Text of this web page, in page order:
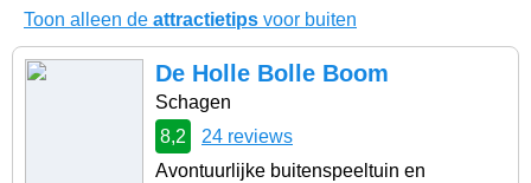
Toon alleen de attractietips voor buiten
De Holle Bolle Boom
Schagen
8,2
24 reviews
Avontuurlijke buitenspeeltuin en